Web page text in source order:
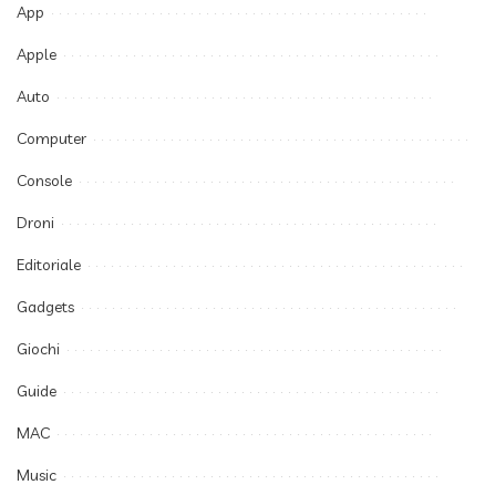
App
Apple
Auto
Computer
Console
Droni
Editoriale
Gadgets
Giochi
Guide
MAC
Music